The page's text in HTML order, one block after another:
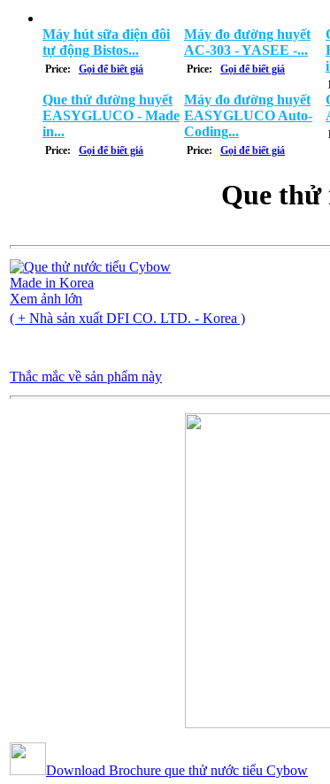
Máy hút sữa điện đôi
tự động Bistos...
Price: Gọi để biết giá
Máy đo đường huyết
AC-303 - YASEE -...
Price: Gọi để biết giá
Que thử đường huyết
EASYGLUCO - Made
in...
Price: Gọi để biết giá
Máy đo đường huyết
EASYGLUCO Auto-
Coding...
Price: Gọi để biết giá
Que thử
Xem ảnh lớn
( + Nhà sản xuất DFI CO. LTD. - Korea )
Thắc mắc về sản phẩm này
Download Brochure que thử nước tiểu Cybow